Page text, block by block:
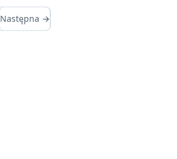
Następna →